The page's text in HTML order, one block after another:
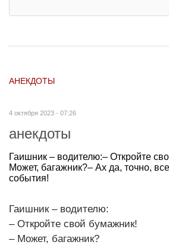
АНЕКДОТЫ
4 октября 2023 - 07:26
анекдоты
Гаишник – водителю:– Откройте
Может, багажник?– Ах да, точно,
события!
Гаишник – водителю:
– Откройте свой бумажник!
– Может, багажник?